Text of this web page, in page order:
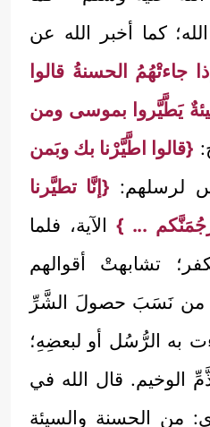
كما أخبر الله عن
جاءتْهُمُ الحسنةُ قالوا
يَطَّيَّروا بموسى ومن
{قالوا اطَّيَّرْنا بك وبَمن
لرسلهم: {إنَّا تطيَّرنا
... } الآية، فلما
تشابهتْ أقوالهم
من نَسَبَ حصولَ الشَّرِّ
به الرُّسُل أو لبعضِهِ؛
الوخيم. قال الله في
من الحسنة والسيئة